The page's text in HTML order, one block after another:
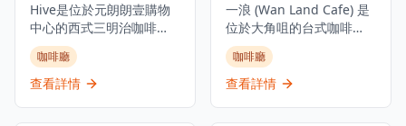
Hive是位於元朗朗壹購物
中心的西式三明治咖啡
店，是體驗健康飲食和優
質咖啡的理想去處。咖啡
廳專門提供咖啡、健康食
咖啡廳
查看詳情
一浪 (Wan Land Cafe) 是
位於大角咀的台式咖啡
店，已成為咖啡愛好者和
美食愛好者的熱門目的
地。咖啡廳專門提供台灣
咖啡廳
查看詳情